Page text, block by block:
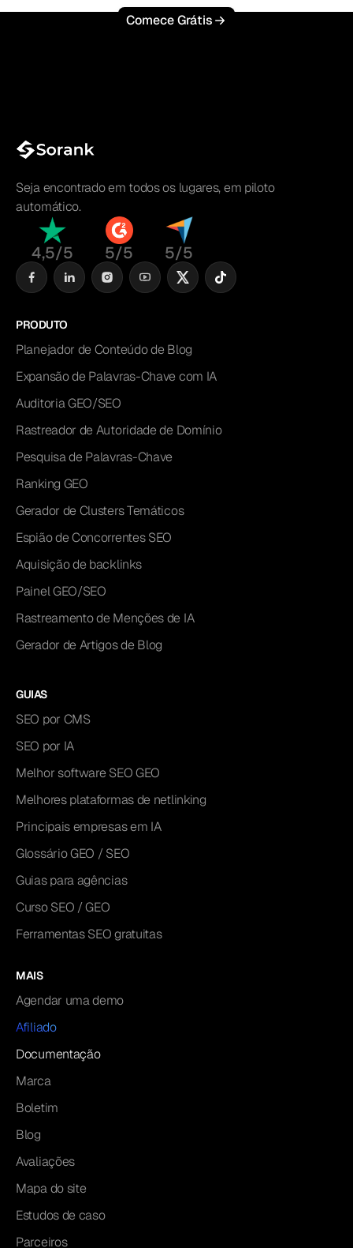
Comece Grátis
Seja encontrado em todos os lugares, em piloto
automático.
4,5/5 5/5 5/5
PRODUTO
Planejador de Conteúdo de Blog
Expansão de Palavras-Chave com IA
Auditoria GEO/SEO
Rastreador de Autoridade de Domínio
Pesquisa de Palavras-Chave
Ranking GEO
Gerador de Clusters Temáticos
Espião de Concorrentes SEO
Aquisição de backlinks
Painel GEO/SEO
Rastreamento de Menções de IA
Gerador de Artigos de Blog
GUIAS
SEO por CMS
SEO por IA
Melhor software SEO GEO
Melhores plataformas de netlinking
Principais empresas em IA
Glossário GEO / SEO
Guias para agências
Curso SEO / GEO
Ferramentas SEO gratuitas
MAIS
Agendar uma demo
Afiliado
Documentação
Marca
Boletim
Blog
Avaliações
Mapa do site
Estudos de caso
Parceiros